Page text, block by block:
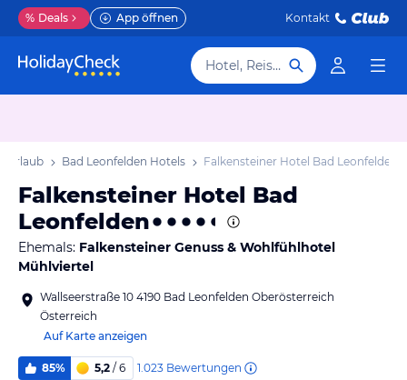
% Deals App öffnen Kontakt
Hotel, Reiseziel
Urlaub Bad Leonfelden Hotels Falkensteiner Hotel Bad Leonfelden
Falkensteiner Hotel Bad
Leonfelden
Ehemals: Falkensteiner Genuss & Wohlfühlhotel
Mühlviertel
Wallseerstraße 10 4190 Bad Leonfelden Oberösterreich
Österreich
Auf Karte anzeigen
85% 5,2 / 6 1.023 Bewertungen